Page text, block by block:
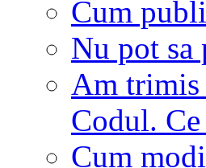
Cum
Nu pot sa
Am trimis
Codul. Ce
Cum